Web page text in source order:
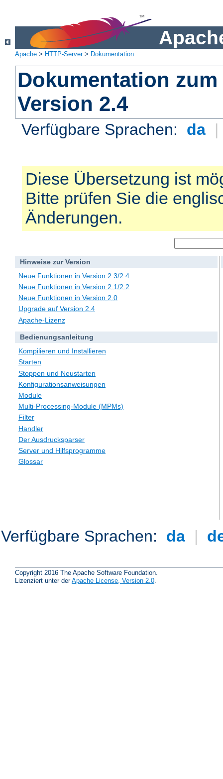
Apache > HTTP-Server> Dokumentation
Dokumentation zum
Version 2.4
Verfügbare Sprachen: da |
Diese Übersetzung ist
Bitte prüfen Sie die
Änderungen.
Hinweise zur Version
Neue Funktionen in Version 2.3/2.4
Neue Funktionen in Version 2.1/2.2
Neue Funktionen in Version 2.0
Upgrade auf Version 2.4
Apache-Lizenz
Bedienungsanleitung
Kompilieren und Installieren
Starten
Stoppen und Neustarten
Konfigurationsanweisungen
Module
Multi-Processing-Module (MPMs)
Filter
Handler
Der Ausdrucksparser
Server und Hilfsprogramme
Glossar
Verfügbare Sprachen: da |
Copyright 2016 The Apache Software Foundation.
Lizenziert unter derApache License, Version 2.0